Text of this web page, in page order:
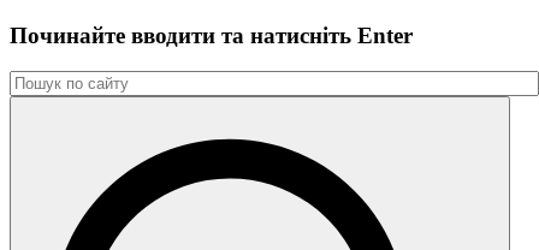
Починайте вводити та натиснiть Enter